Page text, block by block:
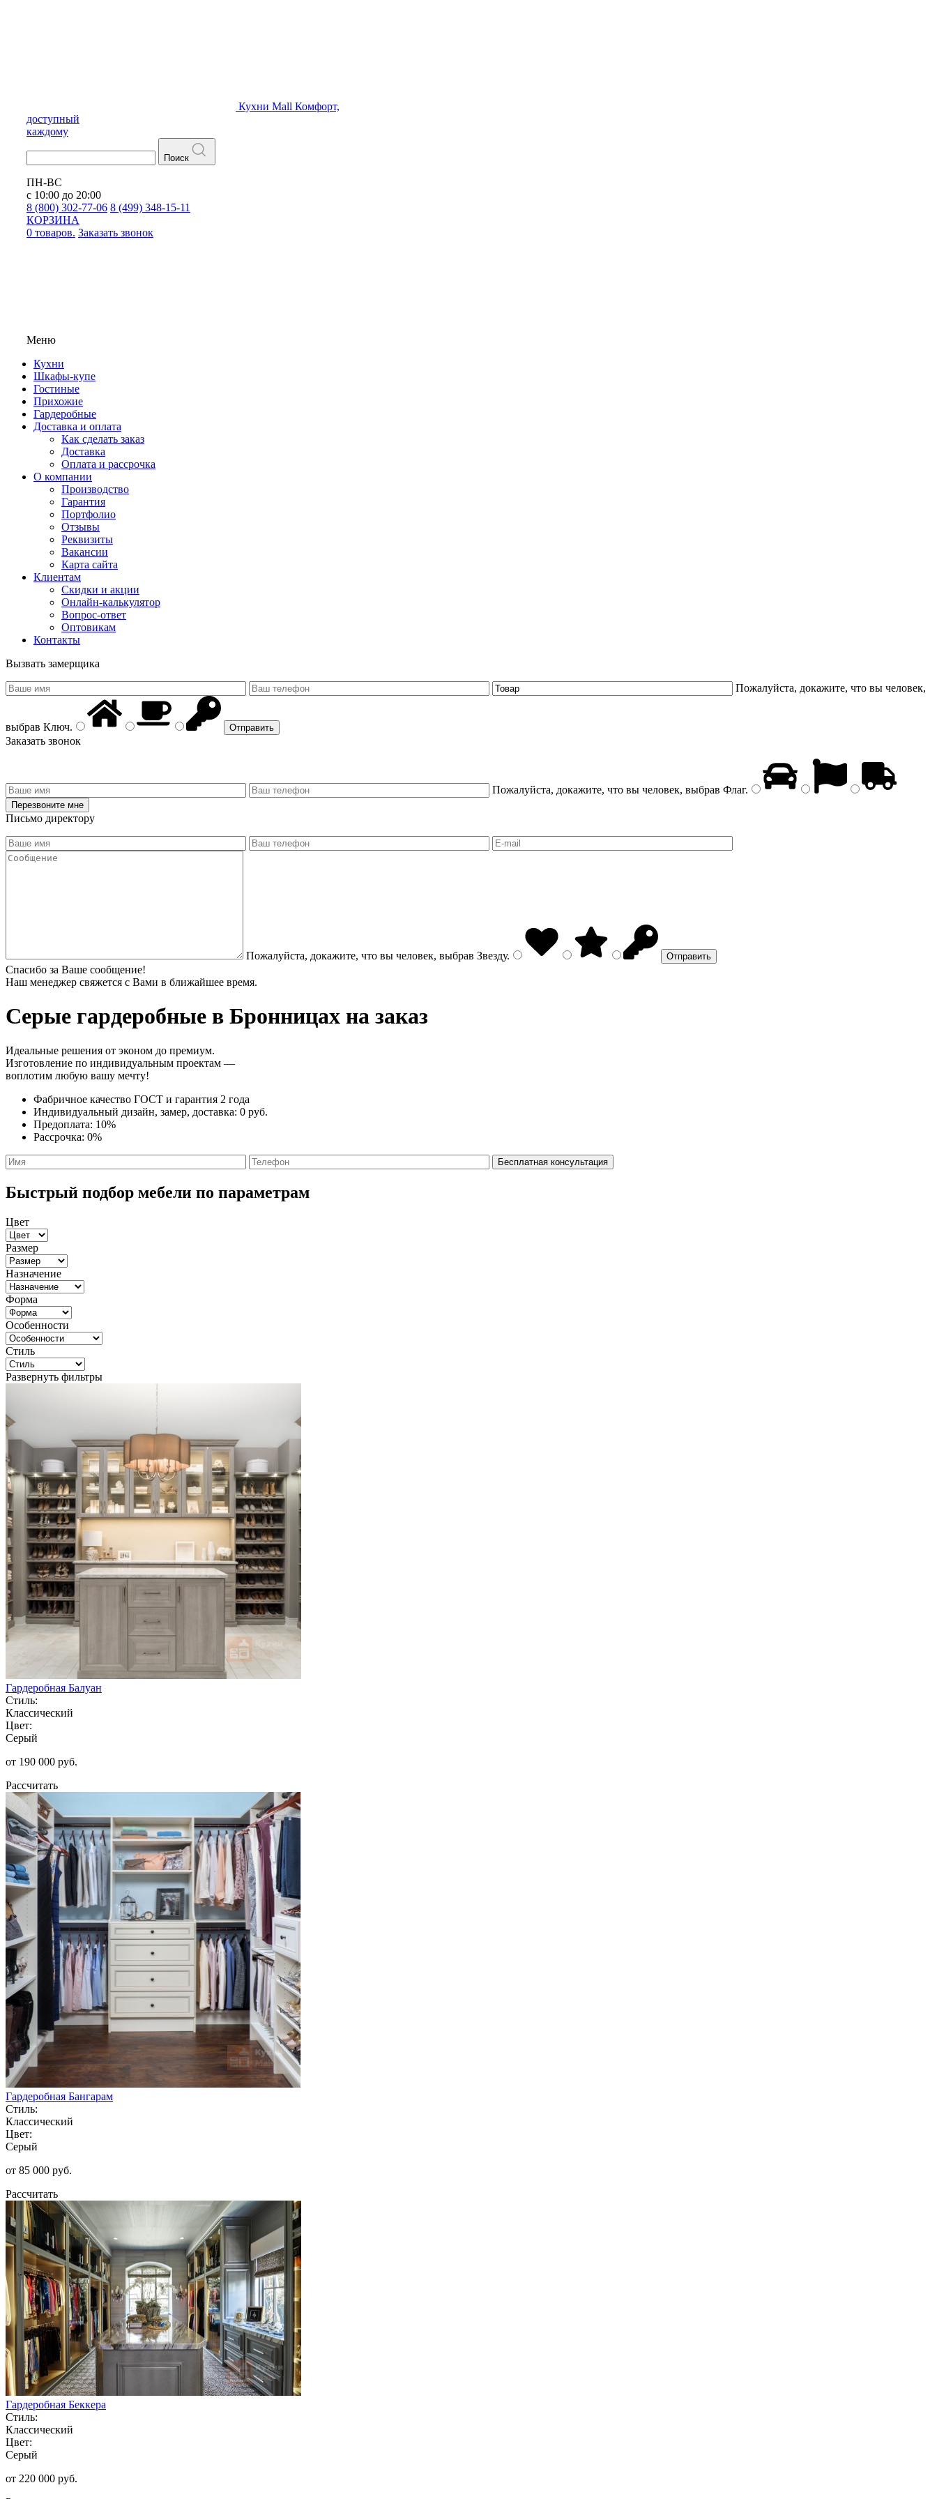
Кухни Mall Комфорт,
доступный
каждому
Поиск
ПН-ВС
с 10:00 до 20:00
8 (800) 302-77-06 8 (499) 348-15-11
КОРЗИНА
0 товаров. Заказать звонок
Меню
Кухни
Шкафы-купе
Гостиные
Прихожие
Гардеробные
Доставка и оплата
Как сделать заказ
Доставка
Оплата и рассрочка
О компании
Производство
Гарантия
Портфолио
Отзывы
Реквизиты
Вакансии
Карта сайта
Клиентам
Скидки и акции
Онлайн-калькулятор
Вопрос-ответ
Оптовикам
Контакты
Вызвать замерщика
Пожалуйста, докажите, что вы человек,
выбрав Ключ.
Заказать звонок
Пожалуйста, докажите, что вы человек, выбрав Флаг.
Письмо директору
Пожалуйста, докажите, что вы человек, выбрав Звезду.
Спасибо за Ваше сообщение!
Наш менеджер свяжется с Вами в ближайшее время.
Серые гардеробные в Бронницах на заказ
Идеальные решения от эконом до премиум.
Изготовление по индивидуальным проектам —
воплотим любую вашу мечту!
Фабричное качество ГОСТ и гарантия 2 года
Индивидуальный дизайн, замер, доставка: 0 руб.
Предоплата: 10%
Рассрочка: 0%
Быстрый подбор мебели по параметрам
Цвет
Размер
Назначение
Форма
Особенности
Стиль
Развернуть фильтры
Гардеробная Балуан
Стиль:
Классический
Цвет:
Серый
от 190 000 руб.
Рассчитать
Гардеробная Бангарам
Стиль:
Классический
Цвет:
Серый
от 85 000 руб.
Рассчитать
Гардеробная Беккера
Стиль:
Классический
Цвет:
Серый
от 220 000 руб.